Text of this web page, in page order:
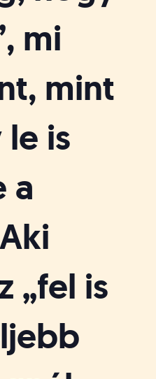
mi
mint
is
a
„fel is